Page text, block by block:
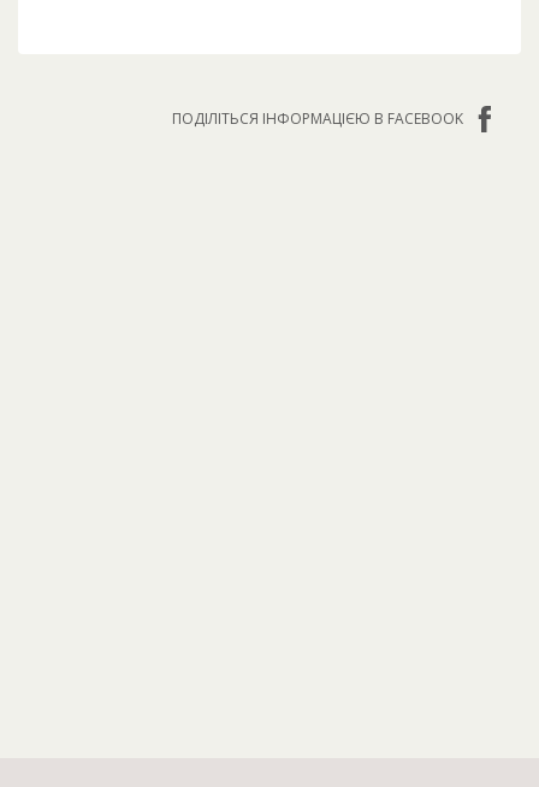
ПОДІЛІТЬСЯ ІНФОРМАЦІЄЮ В FACEBOOK